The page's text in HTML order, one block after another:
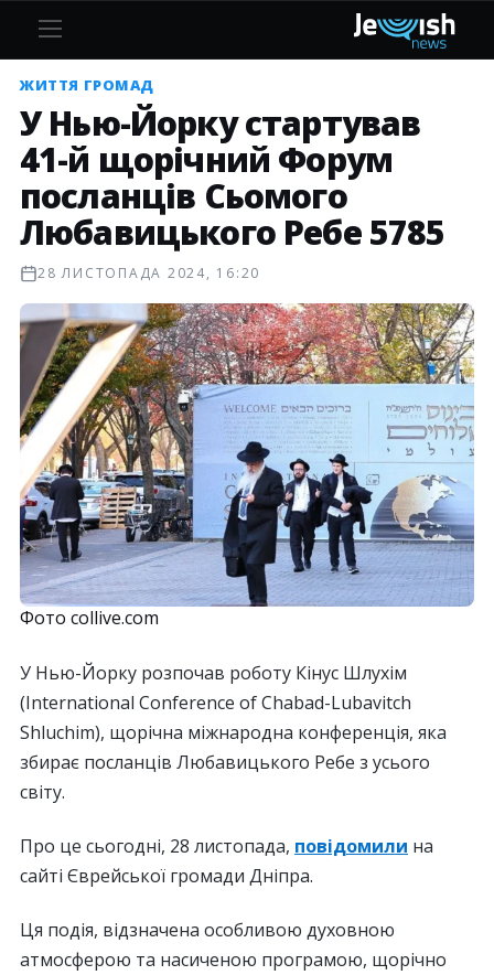
ЖИТТЯ ГРОМАД
У Нью-Йорку стартував
41-й щорічний Форум
посланців Сьомого
Любавицького Ребе 5785
28 ЛИСТОПАДА 2024, 16:20
Фото collive.com
У Нью-Йорку розпочав роботу Кінус Шлухім
(International Conference of Chabad-Lubavitch
Shluchim), щорічна міжнародна конференція, яка
збирає посланців Любавицького Ребе з усього
світу.
Про це сьогодні, 28 листопада, повідомили на
сайті Єврейської громади Дніпра.
Ця подія, відзначена особливою духовною
атмосферою та насиченою програмою, щорічно